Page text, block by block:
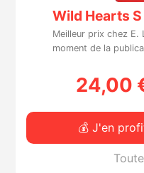
Wild Hearts
Meilleur prix chez E.
moment de la
24,00
💰 J'en